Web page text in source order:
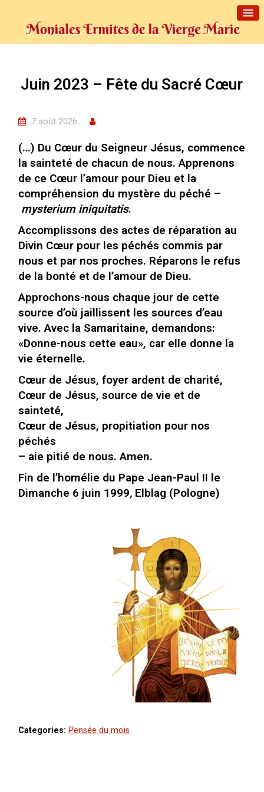
Juin 2023 – Fête du Sacré Cœur
7 août 2026
(…) Du Cœur du Seigneur Jésus, commence
la sainteté de chacun de nous. Apprenons
de ce Cœur l’amour pour Dieu et la
compréhension du mystère du péché –
mysterium iniquitatis.
Accomplissons des actes de réparation au
Divin Cœur pour les péchés commis par
nous et par nos proches. Réparons le refus
de la bonté et de l’amour de Dieu.
Approchons-nous chaque jour de cette
source d’où jaillissent les sources d’eau
vive. Avec la Samaritaine, demandons:
«Donne-nous cette eau», car elle donne la
vie éternelle.
Cœur de Jésus, foyer ardent de charité,
Cœur de Jésus, source de vie et de
sainteté,
Cœur de Jésus, propitiation pour nos
péchés
– aie pitié de nous. Amen.
Fin de l’homélie du Pape Jean-Paul II le
Dimanche 6 juin 1999, Elblag (Pologne)
Categories: Pensée du mois